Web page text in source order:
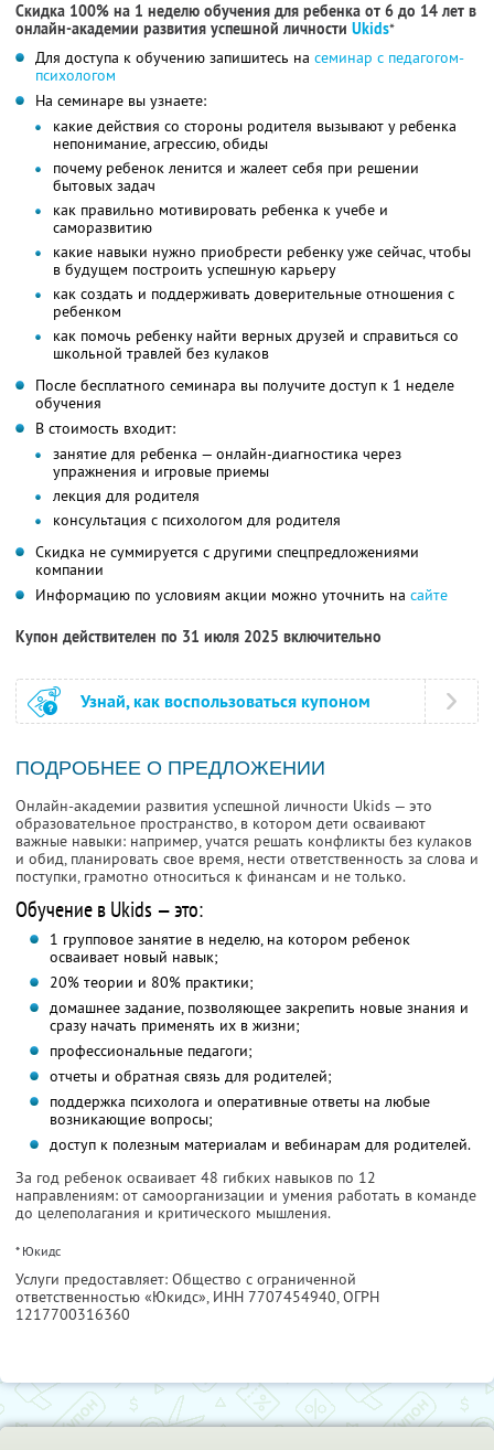
Скидка 100% на 1 неделю обучения для ребенка от 6 до 14 лет в
онлайн-академии развития успешной личности Ukids*
Для доступа к обучению запишитесь на семинар с педагогом-
психологом
На семинаре вы узнаете:
какие действия со стороны родителя вызывают у ребенка
непонимание, агрессию, обиды
почему ребенок ленится и жалеет себя при решении
бытовых задач
как правильно мотивировать ребенка к учебе и
саморазвитию
какие навыки нужно приобрести ребенку уже сейчас, чтобы
в будущем построить успешную карьеру
как создать и поддерживать доверительные отношения с
ребенком
как помочь ребенку найти верных друзей и справиться со
школьной травлей без кулаков
После бесплатного семинара вы получите доступ к 1 неделе
обучения
В стоимость входит:
занятие для ребенка — онлайн-диагностика через
упражнения и игровые приемы
лекция для родителя
консультация с психологом для родителя
Скидка не суммируется с другими спецпредложениями
компании
Информацию по условиям акции можно уточнить на сайте
Купон действителен по 31 июля 2025 включительно
Узнай, как воспользоваться купоном
ПОДРОБНЕЕ О ПРЕДЛОЖЕНИИ
Онлайн-академии развития успешной личности Ukids — это
образовательное пространство, в котором дети осваивают
важные навыки: например, учатся решать конфликты без кулаков
и обид, планировать свое время, нести ответственность за слова и
поступки, грамотно относиться к финансам и не только.
Обучение в Ukids — это:
1 групповое занятие в неделю, на котором ребенок
осваивает новый навык;
20% теории и 80% практики;
домашнее задание, позволяющее закрепить новые знания и
сразу начать применять их в жизни;
профессиональные педагоги;
отчеты и обратная связь для родителей;
поддержка психолога и оперативные ответы на любые
возникающие вопросы;
доступ к полезным материалам и вебинарам для родителей.
За год ребенок осваивает 48 гибких навыков по 12
направлениям: от самоорганизации и умения работать в команде
до целеполагания и критического мышления.
* Юкидс
Услуги предоставляет: Общество с ограниченной
ответственностью «Юкидс», ИНН 7707454940, ОГРН
1217700316360